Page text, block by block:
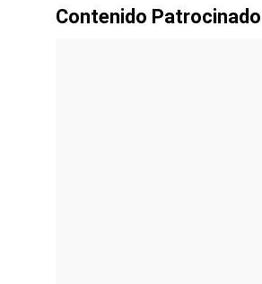
Contenido Patrocinado